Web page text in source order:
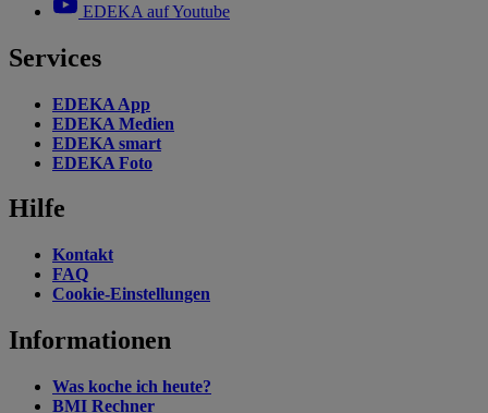
EDEKA auf Youtube
Services
EDEKA App
EDEKA Medien
EDEKA smart
EDEKA Foto
Hilfe
Kontakt
FAQ
Cookie-Einstellungen
Informationen
Was koche ich heute?
BMI Rechner